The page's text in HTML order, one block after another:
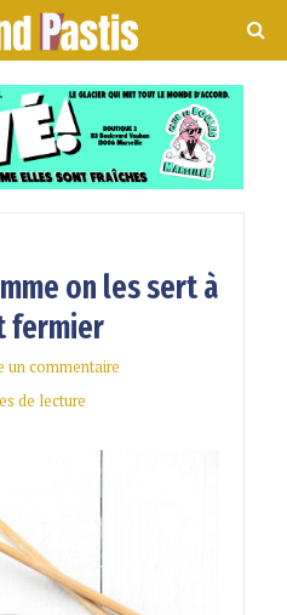
on les sert à
fermier
un commentaire
de lecture